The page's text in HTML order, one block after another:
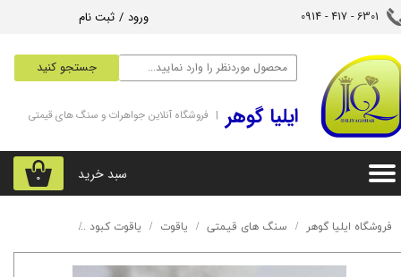
جستجو کنید
ورود / ثبت نام
تغییر گذر واژه
سفارشات
خروج از حساب کاربری
6301 - 417 - 0914​​​​​​​
۰ سبد خرید
‌ایلیا گوهر | فروشگاه آنلاین جواهرات و سنگ های قیمتی
فروشگاه ایلیا گوهر سنگ های قیمتی یاقوت یاقوت کبود